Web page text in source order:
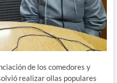
de los comedores y
realizar ollas populares